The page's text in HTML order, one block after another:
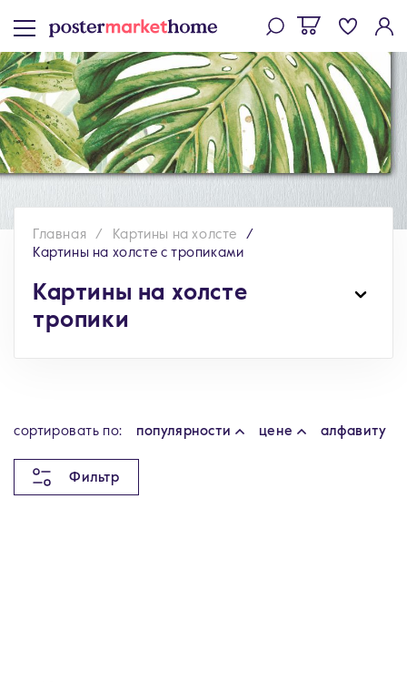
Главная
Картины на холсте
Картины на холсте с тропиками
Картины на холсте
тропики
cортировать по: популярности цене алфавиту
Фильтр